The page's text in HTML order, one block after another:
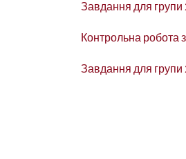
Завдання для
Контрольна робота
Завдання для